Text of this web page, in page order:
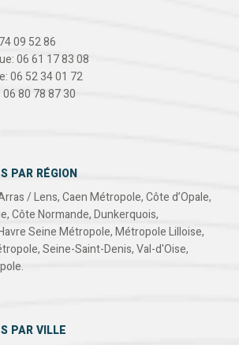
09 52 86
06 61 17 83 08
06 52 34 01 72
80 78 87 30
PAR RÉGION
/ Lens,Caen Métropole,Côte d’Opale,
,Côte Normande,Dunkerquois,
Seine Métropole,Métropole Lilloise,
,Seine-Saint-Denis,Val-d'Oise,
.
PAR VILLE